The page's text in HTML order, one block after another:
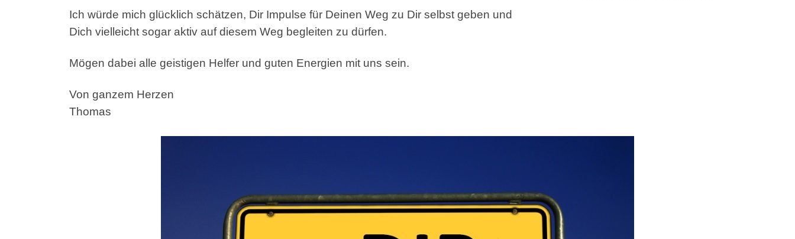
Ich würde mich glücklich schätzen, Dir Impulse für Deinen Weg zu Dir selbst geben und
Dich vielleicht sogar aktiv auf diesem Weg begleiten zu dürfen.
Mögen dabei alle geistigen Helfer und guten Energien mit uns sein.
Von ganzem Herzen
Thomas